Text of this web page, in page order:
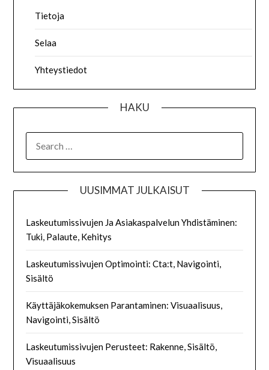
Tietoja
Selaa
Yhteystiedot
HAKU
FOR:
UUSIMMAT JULKAISUT
Laskeutumissivujen Ja Asiakaspalvelun Yhdistäminen:
Tuki, Palaute, Kehitys
Laskeutumissivujen Optimointi: Cta:t, Navigointi,
Sisältö
Käyttäjäkokemuksen Parantaminen: Visuaalisuus,
Navigointi, Sisältö
Laskeutumissivujen Perusteet: Rakenne, Sisältö,
Visuaalisuus